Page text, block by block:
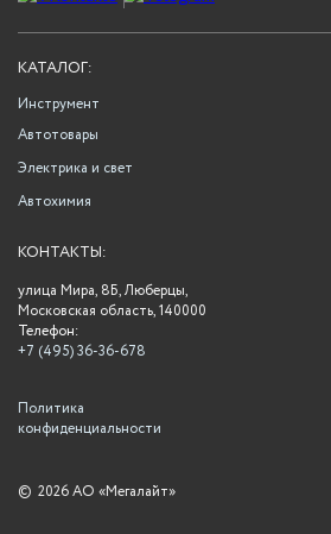
КАТАЛОГ:
Инструмент
Автотовары
Электрика и свет
Автохимия
КОНТАКТЫ:
улица Мира, 8Б, Люберцы,
Московская область, 140000
Телефон:
+7 (495) 36-36-678
Политика
конфиденциальности
© 2026 АО «Мегалайт»